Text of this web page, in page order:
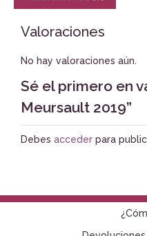
Valoraciones
No hay valoraciones aún.
Sé el primero en
Meursault 2019”
Debes acceder para